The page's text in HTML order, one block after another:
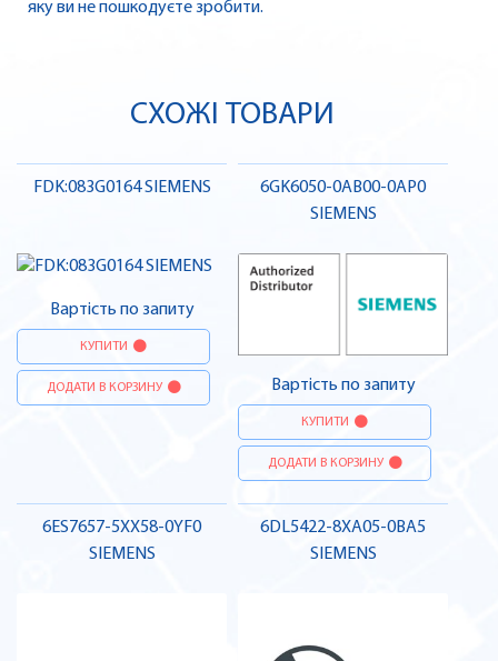
яку ви не пошкодуєте зробити.
СХОЖІ ТОВАРИ
FDK:083G0164 SIEMENS
Вартість по запиту
КУПИТИ
ДОДАТИ В КОРЗИНУ
6GK6050-0AB00-0AP0
SIEMENS
Вартість по запиту
КУПИТИ
ДОДАТИ В КОРЗИНУ
6ES7657-5XX58-0YF0
SIEMENS
6DL5422-8XA05-0BA5
SIEMENS